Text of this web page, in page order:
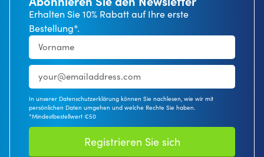
Erhalten Sie 10% Rabatt auf Ihre erste
Bestellung*.
In unserer Datenschutzerklärung können Sie nachlesen, wie wir mit
persönlichen Daten umgehen und welche Rechte Sie haben.
*Mindestbestellwert €50
Registrieren Sie sich